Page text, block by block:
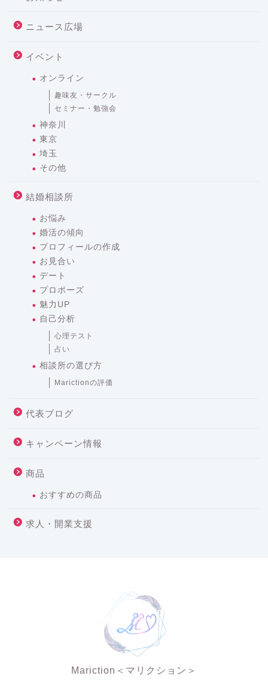
ニュース広場
イベント
オンライン
趣味友・サークル
セミナー・勉強会
神奈川
東京
埼玉
その他
結婚相談所
お悩み
婚活の傾向
プロフィールの作成
お見合い
デート
プロポーズ
魅力UP
自己分析
心理テスト
占い
相談所の選び方
Marictionの評価
代表ブログ
キャンペーン情報
商品
おすすめの商品
求人・開業支援
Mariction＜マリクション＞